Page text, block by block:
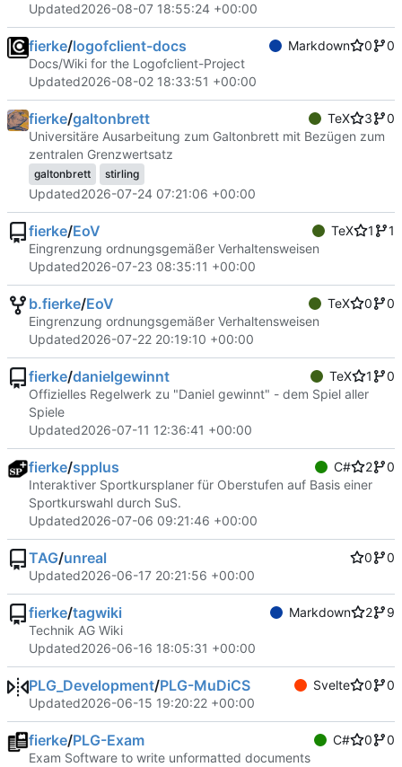
Updated2026-08-07 18:55:24 +00:00
fierke/logofclient-docs Markdown 0
0
Docs/Wiki for the Logofclient-Project
Updated2026-08-02 18:33:51 +00:00
fierke/galtonbrett TeX 3
0
Universitäre Ausarbeitung zum Galtonbrett mit Bezügen zum
zentralen Grenzwertsatz
galtonbrett stirling
Updated2026-07-24 07:21:06 +00:00
fierke/EoV TeX 1
1
Eingrenzung ordnungsgemäßer Verhaltensweisen
Updated2026-07-23 08:35:11 +00:00
b.fierke/EoV TeX 0
0
Eingrenzung ordnungsgemäßer Verhaltensweisen
Updated2026-07-22 20:19:10 +00:00
fierke/danielgewinnt TeX 1
0
Offizielles Regelwerk zu "Daniel gewinnt" - dem Spiel aller
Spiele
Updated2026-07-11 12:36:41 +00:00
fierke/spplus C# 2
0
Interaktiver Sportkursplaner für Oberstufen auf Basis einer
Sportkurswahl durch SuS.
Updated2026-07-06 09:21:46 +00:00
TAG/unreal 0
0
Updated2026-06-17 20:21:56 +00:00
fierke/tagwiki Markdown 2
9
Technik AG Wiki
Updated2026-06-16 18:05:31 +00:00
PLG_Development/PLG-MuDiCS Svelte 0
0
Updated2026-06-15 19:20:22 +00:00
fierke/PLG-Exam C# 0
0
Exam Software to write unformatted documents